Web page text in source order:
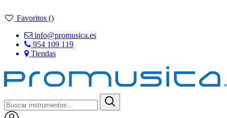
Favoritos ()
info@promusica.es
954 109 119
Tiendas